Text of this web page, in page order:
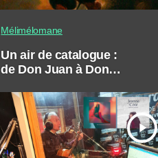
Mélimélomane
Un air de catalogue :
de Don Juan à Don
play_arrow